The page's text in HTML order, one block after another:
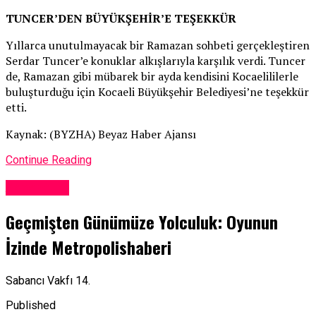
TUNCER’DEN BÜYÜKŞEHİR’E TEŞEKKÜR
Yıllarca unutulmayacak bir Ramazan sohbeti gerçekleştiren
Serdar Tuncer’e konuklar alkışlarıyla karşılık verdi. Tuncer
de, Ramazan gibi mübarek bir ayda kendisini Kocaelililerle
buluşturduğu için Kocaeli Büyükşehir Belediyesi’ne teşekkür
etti.
Kaynak: (BYZHA) Beyaz Haber Ajansı
Continue Reading
Geçmişten Günümüze Yolculuk: Oyunun
İzinde Metropolishaberi
Sabancı Vakfı 14.
Published